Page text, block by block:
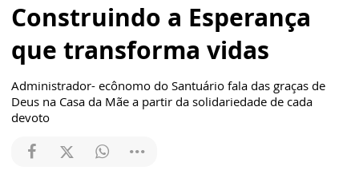
Construindo a Esperança
que transforma vidas
Administrador- ecônomo do Santuário fala das graças de
Deus na Casa da Mãe a partir da solidariedade de cada
devoto